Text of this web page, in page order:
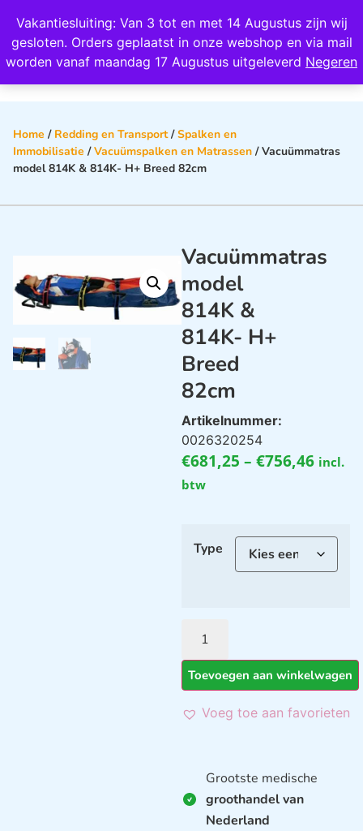
Vakantiesluiting: Van 3 tot en met 14 Augustus zijn wij
gesloten. Orders geplaatst in onze webshop en via mail
worden vanaf maandag 17 Augustus uitgeleverd Negeren
Wij scoren een 4,8 op Google
Home / Redding en Transport/Spalken en
Immobilisatie /Vacuümspalken en Matrassen / Vacuümmatras
model 814K & 814K- H+ Breed 82cm
Vacuümmatras
model
814K &
814K- H+
Breed
82cm
Artikelnummer:
0026320254
€681,25 – €756,46 incl.
btw
Type
Toevoegen aan winkelwagen
Voeg toe aan favorieten
Grootste medische
groothandel van
Nederland